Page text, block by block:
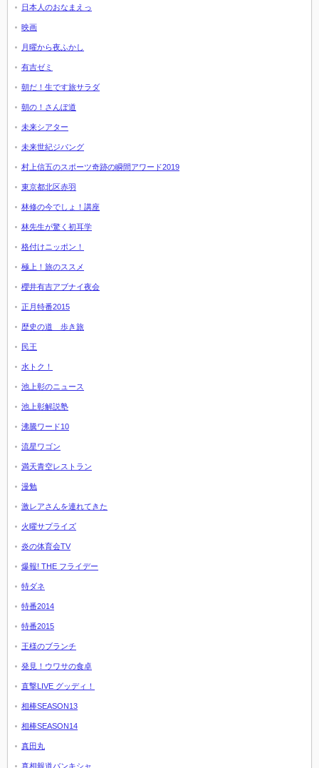
日本人のおなまえっ
映画
月曜から夜ふかし
有吉ゼミ
朝だ！生です旅サラダ
朝の！さんぽ道
未来シアター
未来世紀ジパング
村上信五のスポーツ奇跡の瞬間アワード2019
東京都北区赤羽
林修の今でしょ！講座
林先生が驚く初耳学
格付けニッポン！
極上！旅のススメ
櫻井有吉アブナイ夜会
正月特番2015
歴史の道 歩き旅
民王
水トク！
池上彰のニュース
池上彰解説塾
沸騰ワード10
流星ワゴン
満天青空レストラン
漫勉
激レアさんを連れてきた
火曜サプライズ
炎の体育会TV
爆報! THE フライデー
特ダネ
特番2014
特番2015
王様のブランチ
発見！ウワサの食卓
直撃LIVE グッディ！
相棒SEASON13
相棒SEASON14
真田丸
真相報道バンキシャ